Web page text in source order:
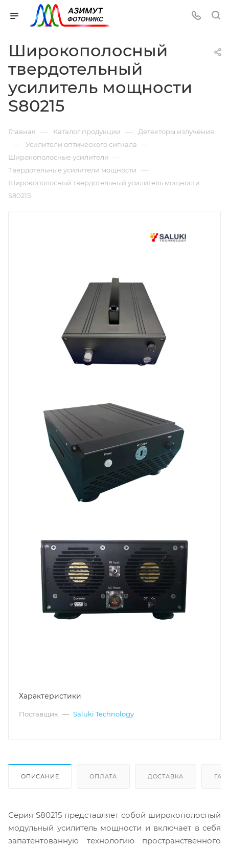
Широкополосный
твердотельный
усилитель мощности
S80215
Главная — Каталог продукции — Детекторы излучения
— Усилители оптического сигнала —
Широкополосные усилители —
Твердотельные усилители мощности —
Широкополосный твердотельный усилитель мощности
S80215
Характеристики
Поставщик — Saluki Technology
ОПИСАНИЕ ОПЛАТА ДОСТАВКА
Серия S80215 представляет собой широкополосный
модульный усилитель мощности и включает в себя
запатентованную технологию пространственного